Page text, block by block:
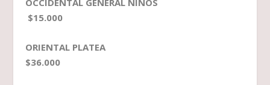
OCCIDENTAL GENERAL NIÑOS
$15.000
ORIENTAL PLATEA
$36.000